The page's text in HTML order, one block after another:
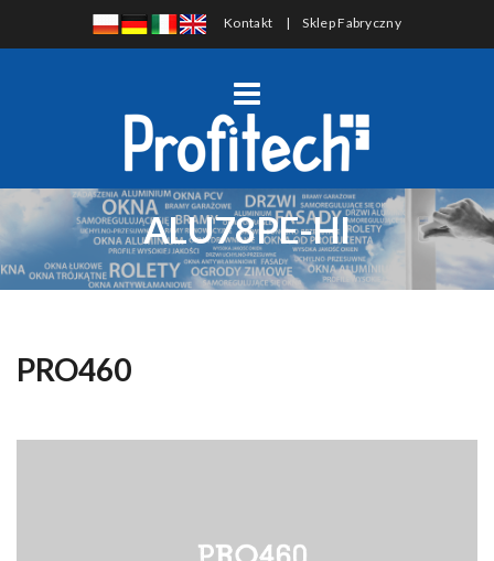
Kontakt |Sklep Fabryczny
ALU78PE-HI
PRO460